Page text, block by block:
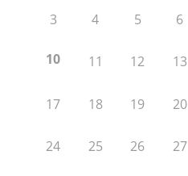
3 4 5 6
10 11 12 13
17 18 19 20
24 25 26 27